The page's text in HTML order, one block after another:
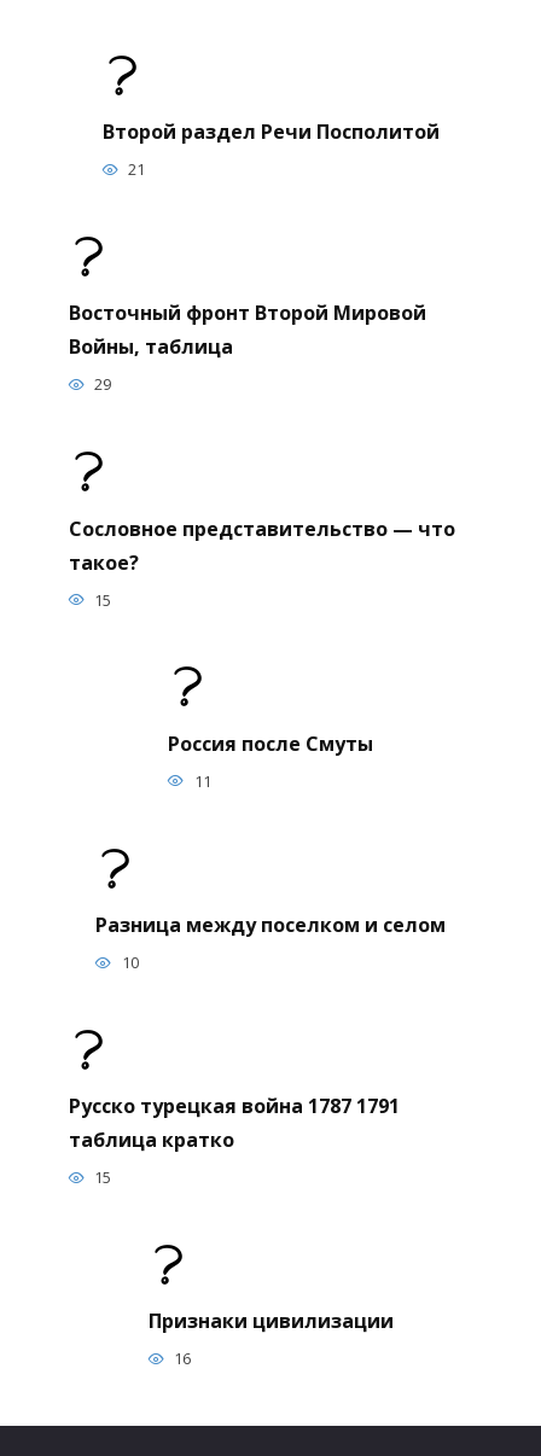
Второй раздел Речи Посполитой
21
Восточный фронт Второй Мировой
Войны, таблица
29
Сословное представительство — что
такое?
15
Россия после Смуты
11
Разница между поселком и селом
10
Русско турецкая война 1787 1791
таблица кратко
15
Признаки цивилизации
16